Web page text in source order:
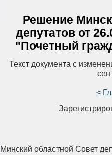
Решение
депутатов от
"Почетный
Текст документа с
<
Минский областной Совет